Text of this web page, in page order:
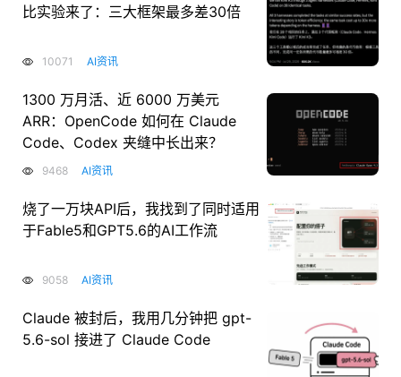
比实验来了：三大框架最多差30倍
10071 AI资讯
1300 万月活、近 6000 万美元
ARR：OpenCode 如何在 Claude
Code、Codex 夹缝中长出来？
9468 AI资讯
烧了一万块API后，我找到了同时适用
于Fable5和GPT5.6的AI工作流
9058 AI资讯
Claude 被封后，我用几分钟把 gpt-
5.6-sol 接进了 Claude Code